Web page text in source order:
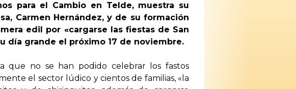
para el Cambio en Telde, muestra su
Carmen Hernández, y de su formación
edil por «cargarse las fiestas de San
día grande el próximo 17 de noviembre.
que no se han podido celebrar los fastos
el sector lúdico y cientos de familias, «la